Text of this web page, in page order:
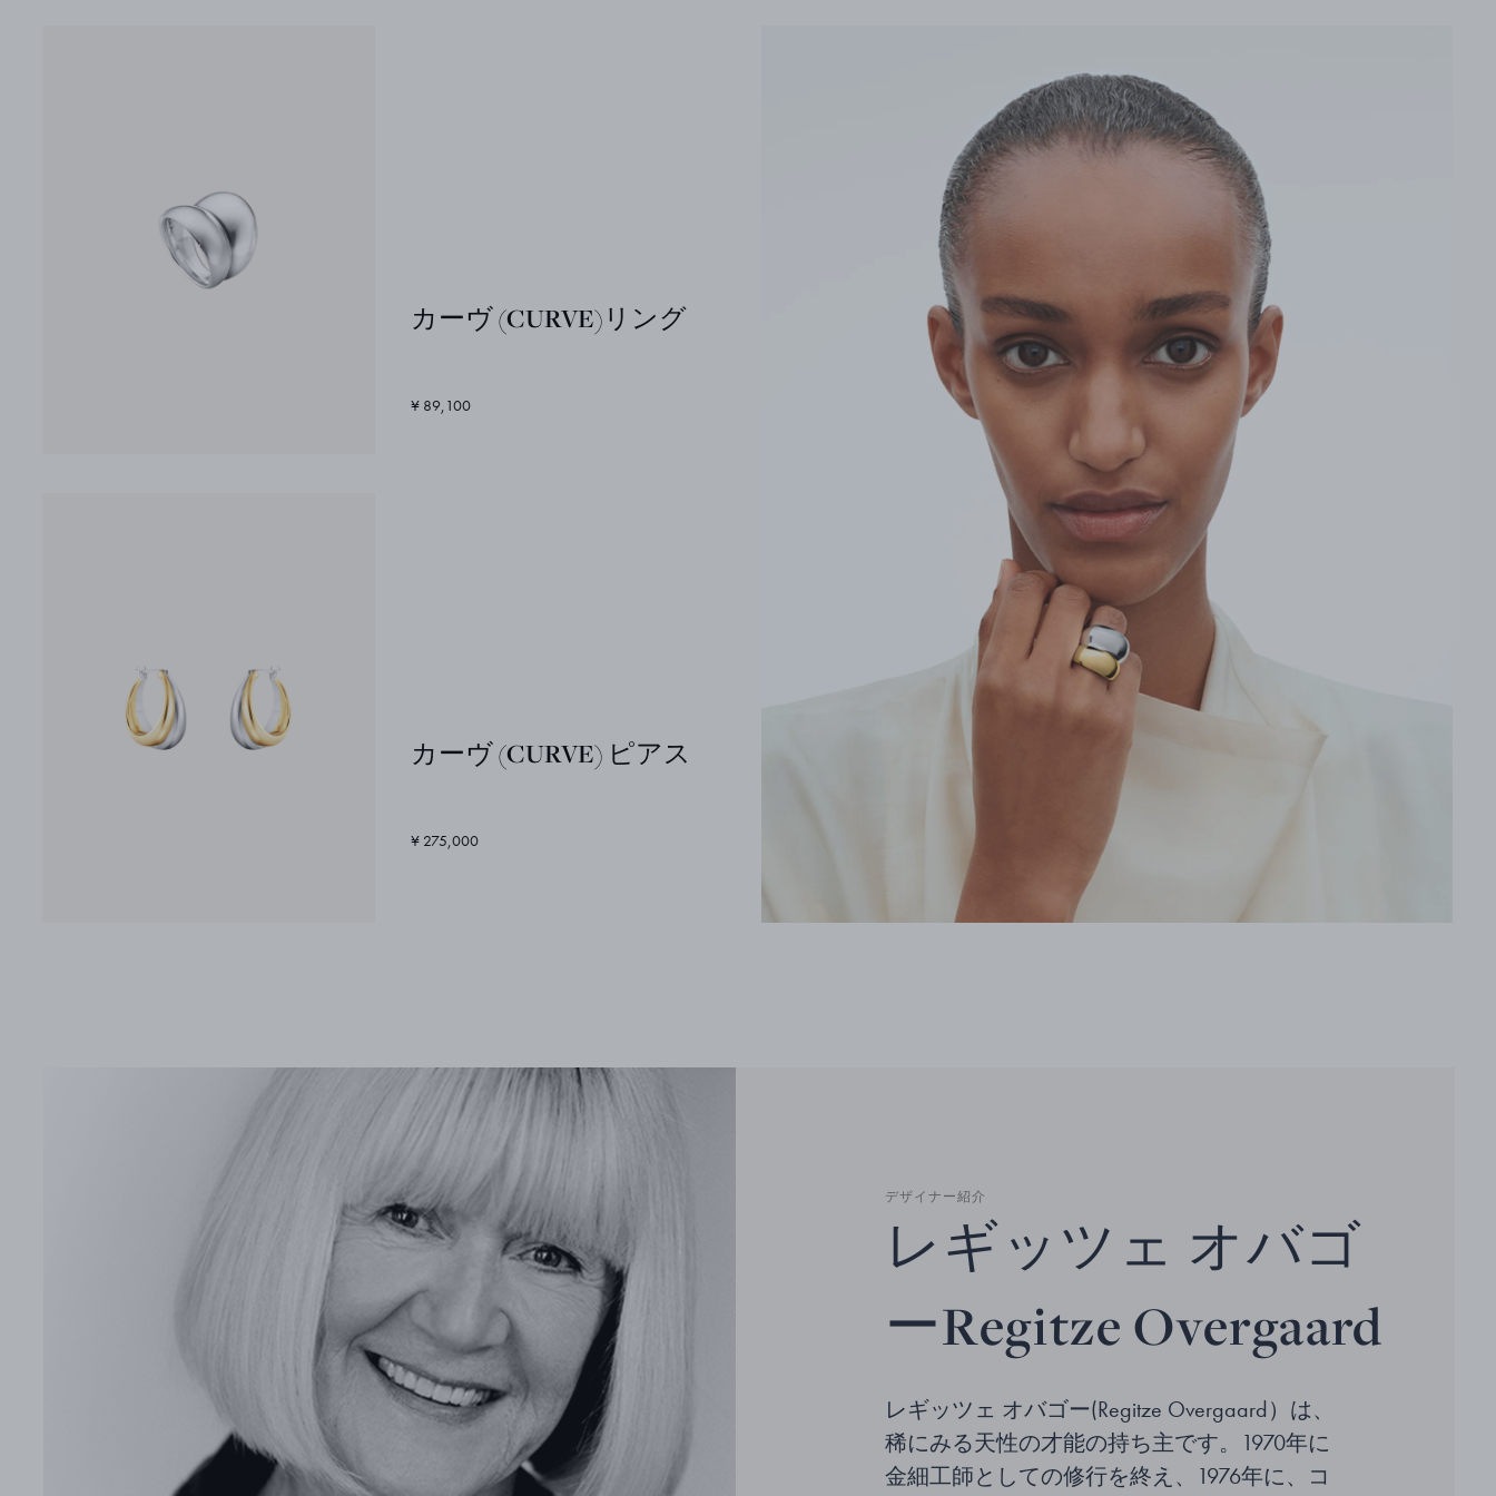
カーヴ (CURVE)リング
¥ 89,100
カーヴ (CURVE) ピアス
¥ 275,000
デザイナー紹介
レギッツェ オバゴ
ーRegitze Overgaard
レギッツェ オバゴー(Regitze Overgaard）は、
稀にみる天性の才能の持ち主です。1970年に
金細工師としての修行を終え、1976年に、コ